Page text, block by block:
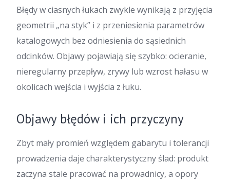
Błędy w ciasnych łukach zwykle wynikają z przyjęcia
geometrii „na styk” i z przeniesienia parametrów
katalogowych bez odniesienia do sąsiednich
odcinków. Objawy pojawiają się szybko: ocieranie,
nieregularny przepływ, zrywy lub wzrost hałasu w
okolicach wejścia i wyjścia z łuku.
Objawy błędów i ich przyczyny
Zbyt mały promień względem gabarytu i tolerancji
prowadzenia daje charakterystyczny ślad: produkt
zaczyna stale pracować na prowadnicy, a opory